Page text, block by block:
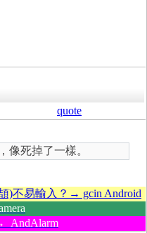
quote
像死掉了一樣。
)不易輸入？→ gcin Android
AndAlarm